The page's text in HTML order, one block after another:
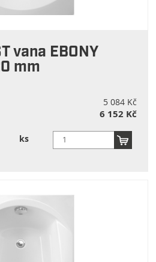
vana EBONY
mm
5 084 Kč
6 152 Kč
ks